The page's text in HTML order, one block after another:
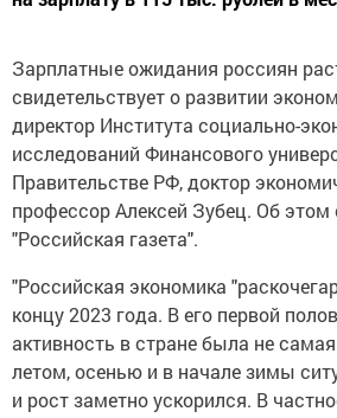
Зарплатные ожидания россиян
свидетельствует о развитии
директор Института социально-
исследований Финансового
Правительстве РФ, доктор
профессор Алексей Зубец. Об
"Российская газета".
"Российская экономика
концу 2023 года. В его первой
активность в стране была не
летом, осенью и в начале зимы
и рост заметно ускорился. В